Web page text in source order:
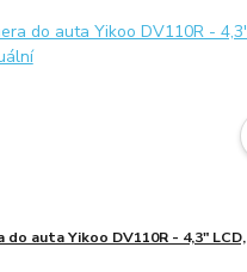
do auta Yikoo DV110R - 4,3" LCD,